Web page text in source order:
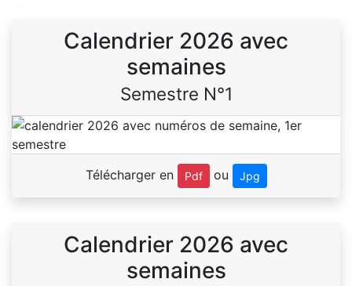
Calendrier 2026 avec
semaines
Semestre N°1
Télécharger en Pdf ou Jpg
Calendrier 2026 avec
semaines